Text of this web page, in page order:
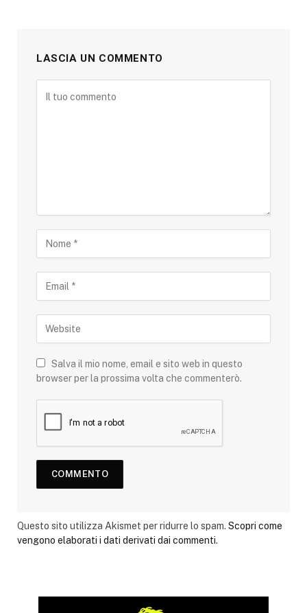
LASCIA UN COMMENTO
Salva il mio nome, email e sito web in questo
browser per la prossima volta che commenterò.
Questo sito utilizza Akismet per ridurre lo spam. Scopri come
vengono elaborati i dati derivati dai commenti.